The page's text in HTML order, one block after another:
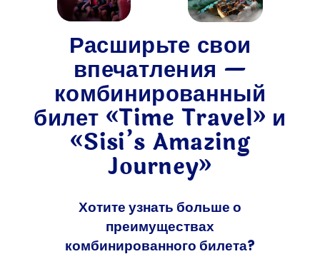
Расширьте свои
впечатления —
комбинированный
билет «Time Travel» и
«Sisi’s Amazing
Journey»
Хотите узнать больше о
преимуществах
комбинированного билета?